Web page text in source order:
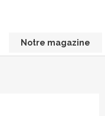
Notre magazine